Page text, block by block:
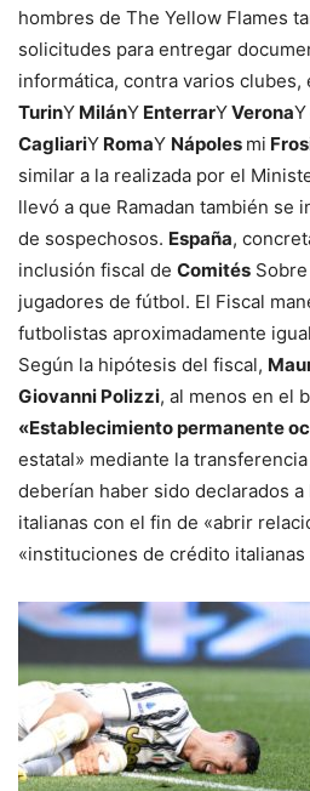
hombres de The Yellow Flames
solicitudes para entregar
informática, contra varios clubes,
TurinY MilánY EnterrarYVeronaY
CagliariY RomaY Nápoles mi
similar a la realizada por el
llevó a que Ramadan también se
de sospechosos. España,
inclusión fiscal de Comités
jugadores de fútbol. El Fiscal
futbolistas aproximadamente
Según la hipótesis del fiscal,
Giovanni Polizzi, al menos en el
«Establecimiento permanente
estatal» mediante la
deberían haber sido declarados
italianas con el fin de «abrir
«instituciones de crédito italianas